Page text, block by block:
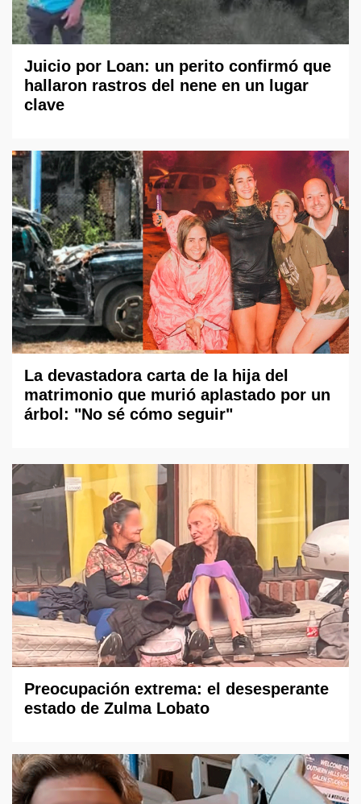
Juicio por Loan: un perito confirmó que
hallaron rastros del nene en un lugar
clave
La devastadora carta de la hija del
matrimonio que murió aplastado por un
árbol: "No sé cómo seguir"
Preocupación extrema: el desesperante
estado de Zulma Lobato